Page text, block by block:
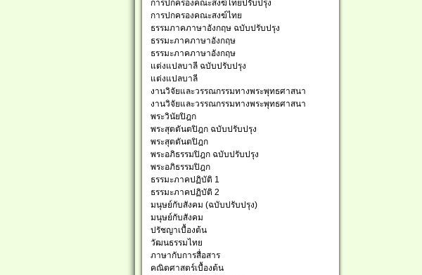
การปกครองคณะสงฆ์ไทยปรับปรุง
การปกครองคณะสงฆ์ไทย
ธรรมภาคภาษาอังกฤษ ฉบับปรับปรุง
ธรรมะภาคภาษาอังกฤษ
ธรรมะภาคภาษาอังกฤษ
แต่งแปลบาลี ฉบับปรับปรุง
แต่งแปลบาลี
งานวิจัยและวรรณกรรมทางพระพุทธศาสนา
งานวิจัยและวรรณกรรมทางพระพุทธศาสนา
พระวินัยปิฎก
พระสุตตันตปิฎก ฉบับปรับปรุง
พระสุตตันตปิฎก
พระอภิธรรมปิฎก ฉบับปรับปรุง
พระอภิธรรมปิฎก
ธรรมะภาคปฏิบัติ 1
ธรรมะภาคปฏิบัติ 2
มนุษย์กับสังคม (ฉบับปรับปรุง)
มนุษย์กับสังคม
ปรัชญาเบื้องต้น
วัฒนธรรมไทย
ภาษากับการสื่อสาร
คณิตศาสตร์เบื้องต้น